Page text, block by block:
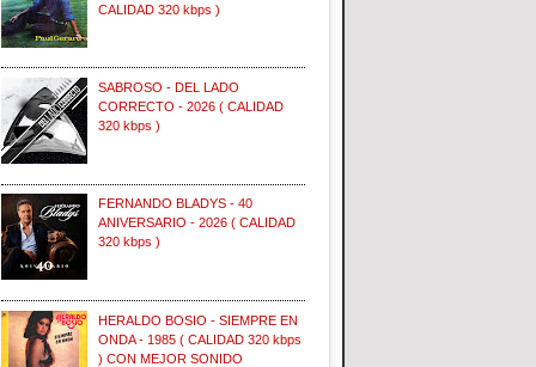
CALIDAD 320 kbps )
SABROSO - DEL LADO
CORRECTO - 2026 ( CALIDAD
320 kbps )
FERNANDO BLADYS - 40
ANIVERSARIO - 2026 ( CALIDAD
320 kbps )
HERALDO BOSIO - SIEMPRE EN
ONDA - 1985 ( CALIDAD 320 kbps
) CON MEJOR SONIDO